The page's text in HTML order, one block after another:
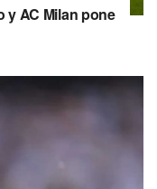
y AC Milan pone